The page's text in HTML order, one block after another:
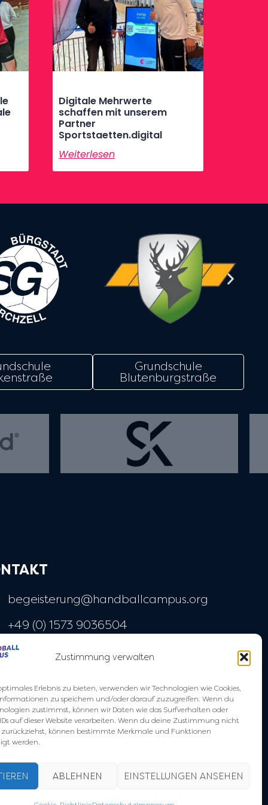
Zustimmung verwalten
Erlebnis zu bieten, verwenden wir Technologien wie Cookies,
zu speichern und/oder darauf zuzugreifen. Wenn du
zustimmst, können wir Daten wie das Surfverhalten oder
auf dieser Website verarbeiten. Wenn du deine Zustimmung nicht
zurückziehst, können bestimmte Merkmale und Funktionen
werden.
ABLEHNEN EINSTELLUNGEN ANSEHEN
Digitale Mehrwerte
schaffen mit unserem
Partner
Sportstaetten.digital
Weiterlesen
Grundschule
Blutenburgstraße
begeisterung@handballcampus.org
+49 (0) 1573 9036504
Widenmayerstraße 28